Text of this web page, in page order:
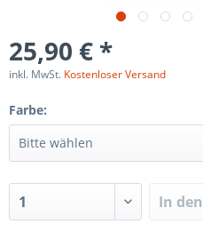
25,90 € *
inkl. MwSt. Kostenloser Versand
Farbe:
In den